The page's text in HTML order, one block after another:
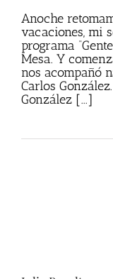
Anoche
vacaciones, mi
programa
Mesa. Y
nos acompañó
Carlos
González [...]